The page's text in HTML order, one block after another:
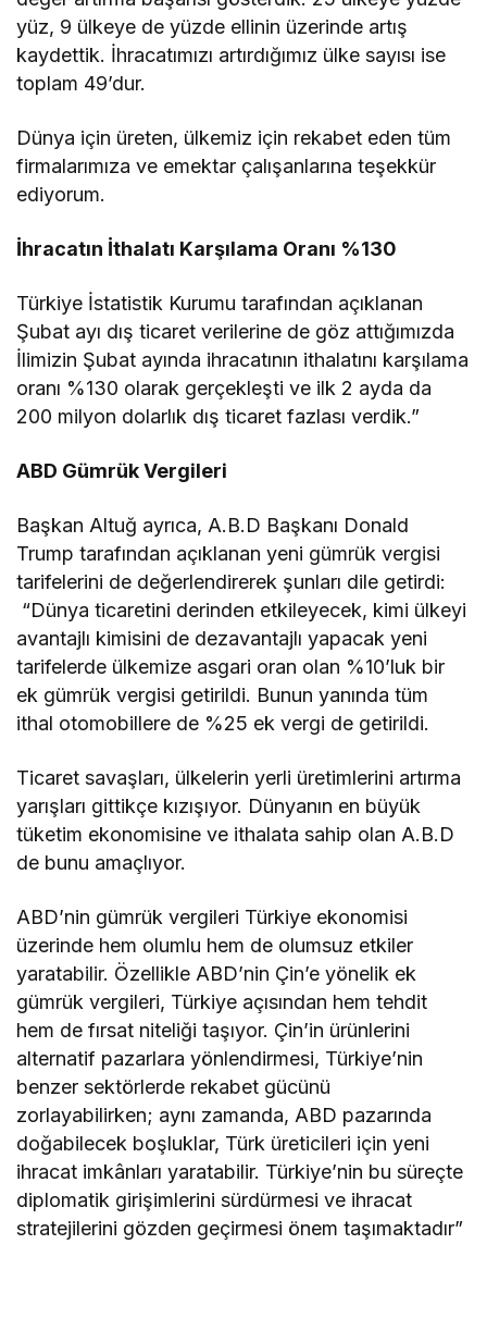
yüz, 9 ülkeye de yüzde ellinin üzerinde artış
kaydettik. İhracatımızı artırdığımız ülke sayısı ise
toplam 49’dur.
Dünya için üreten, ülkemiz için rekabet eden tüm
firmalarımıza ve emektar çalışanlarına teşekkür
ediyorum.
İhracatın İthalatı Karşılama Oranı %130
Türkiye İstatistik Kurumu tarafından açıklanan
Şubat ayı dış ticaret verilerine de göz attığımızda
İlimizin Şubat ayında ihracatının ithalatını karşılama
oranı %130 olarak gerçekleşti ve ilk 2 ayda da
200 milyon dolarlık dış ticaret fazlası verdik.”
ABD Gümrük Vergileri
Başkan Altuğ ayrıca, A.B.D Başkanı Donald
Trump tarafından açıklanan yeni gümrük vergisi
tarifelerini de değerlendirerek şunları dile getirdi:
“Dünya ticaretini derinden etkileyecek, kimi ülkeyi
avantajlı kimisini de dezavantajlı yapacak yeni
tarifelerde ülkemize asgari oran olan %10’luk bir
ek gümrük vergisi getirildi. Bunun yanında tüm
ithal otomobillere de %25 ek vergi de getirildi.
Ticaret savaşları, ülkelerin yerli üretimlerini artırma
yarışları gittikçe kızışıyor. Dünyanın en büyük
tüketim ekonomisine ve ithalata sahip olan A.B.D
de bunu amaçlıyor.
ABD’nin gümrük vergileri Türkiye ekonomisi
üzerinde hem olumlu hem de olumsuz etkiler
yaratabilir. Özellikle ABD’nin Çin’e yönelik ek
gümrük vergileri, Türkiye açısından hem tehdit
hem de fırsat niteliği taşıyor. Çin’in ürünlerini
alternatif pazarlara yönlendirmesi, Türkiye’nin
benzer sektörlerde rekabet gücünü
zorlayabilirken; aynı zamanda, ABD pazarında
doğabilecek boşluklar, Türk üreticileri için yeni
ihracat imkânları yaratabilir. Türkiye’nin bu süreçte
diplomatik girişimlerini sürdürmesi ve ihracat
stratejilerini gözden geçirmesi önem taşımaktadır”